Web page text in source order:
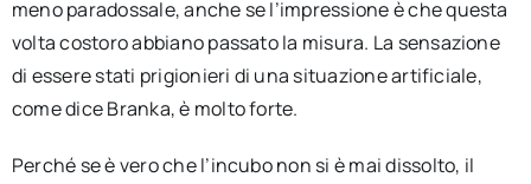
meno paradossale, anche se l’impressione è che questa
volta costoro abbiano passato la misura. La sensazione
di essere stati prigionieri di una situazione artificiale,
come dice Branka, è molto forte.
Perché se è vero che l’incubo non si è mai dissolto, il